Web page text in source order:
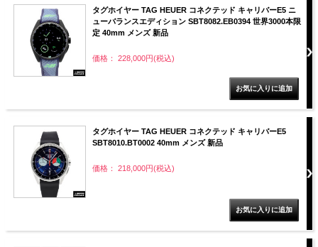
タグホイヤー TAG HEUER コネクテッド キャリバーE5 ニ
ューバランスエディション SBT8082.EB0394 世界3000本限
定 40mm メンズ 新品
価格： 228,000円(税込)
タグホイヤー TAG HEUER コネクテッド キャリバーE5
SBT8010.BT0002 40mm メンズ 新品
価格： 218,000円(税込)